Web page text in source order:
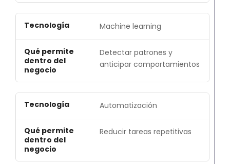
Machine learning
Detectar patrones y
anticipar comportamientos
Automatización
Reducir tareas repetitivas